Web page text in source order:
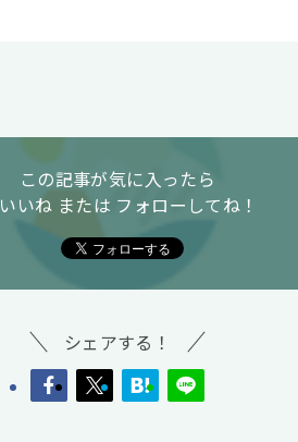
この記事が気に入ったら
いいね または フォローしてね！
シェアする！